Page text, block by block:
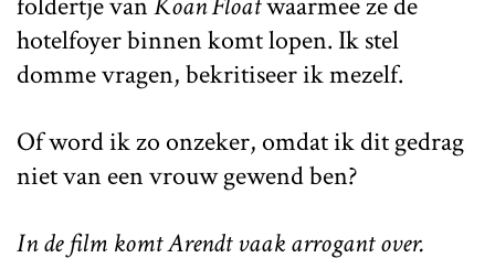
hotelfoyer binnen komt lopen. Ik stel
domme vragen, bekritiseer ik mezelf.
Of word ik zo onzeker, omdat ik dit gedrag
niet van een vrouw gewend ben?
In de film komt Arendt vaak arrogant over.